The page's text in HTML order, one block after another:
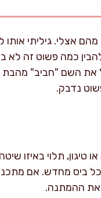
אצלי. גיליתי אותו
כמה פשוט זה לא
את השם "חביב"
נדבק.
כ-25 דקות, ועוד 10-15 דקות
ביס מחדש. אם
את ההמתנה.